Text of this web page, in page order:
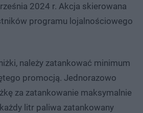
2024 r. Akcja skierowana
programu lojalnościowego
należy zatankować minimum
promocją. Jednorazowo
za zatankowanie maksymalnie
litr paliwa zatankowany